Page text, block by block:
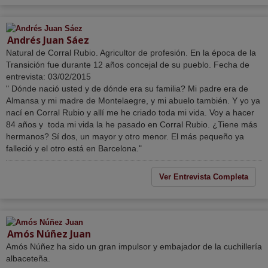
Andrés Juan Sáez
Natural de Corral Rubio. Agricultor de profesión. En la época de la
Transición fue durante 12 años concejal de su pueblo. Fecha de
entrevista: 03/02/2015
" Dónde nació usted y de dónde era su familia? Mi padre era de
Almansa y mi madre de Montelaegre, y mi abuelo también. Y yo ya
nací en Corral Rubio y allí me he criado toda mi vida. Voy a hacer
84 años y toda mi vida la he pasado en Corral Rubio. ¿Tiene más
hermanos? Sí dos, un mayor y otro menor. El más pequeño ya
falleció y el otro está en Barcelona."
Ver Entrevista Completa
Amós Núñez Juan
Amós Núñez ha sido un gran impulsor y embajador de la cuchillería
albaceteña.